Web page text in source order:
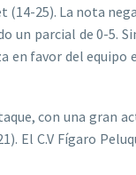
(14-25). La nota
un parcial de 0-5.
en favor del
con una gran
El C.V Fígaro